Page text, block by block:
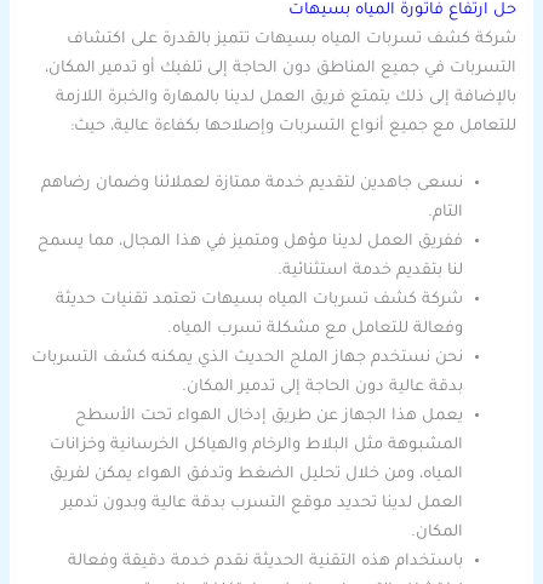
حل ارتفاع فاتورة المياه بسيهات
شركة كشف تسربات المياه بسيهات تتميز بالقدرة على اكتشاف
التسربات في جميع المناطق دون الحاجة إلى تلفيك أو تدمير المكان،
بالإضافة إلى ذلك يتمتع فريق العمل لدينا بالمهارة والخبرة اللازمة
للتعامل مع جميع أنواع التسربات وإصلاحها بكفاءة عالية، حيث:
نسعى جاهدين لتقديم خدمة ممتازة لعملائنا وضمان رضاهم
التام.
ففريق العمل لدينا مؤهل ومتميز في هذا المجال، مما يسمح
لنا بتقديم خدمة استثنائية.
شركة كشف تسربات المياه بسيهات تعتمد تقنيات حديثة
وفعالة للتعامل مع مشكلة تسرب المياه.
نحن نستخدم جهاز الملج الحديث الذي يمكنه كشف التسربات
بدقة عالية دون الحاجة إلى تدمير المكان.
يعمل هذا الجهاز عن طريق إدخال الهواء تحت الأسطح
المشبوهة مثل البلاط والرخام والهياكل الخرسانية وخزانات
المياه، ومن خلال تحليل الضغط وتدفق الهواء يمكن لفريق
العمل لدينا تحديد موقع التسرب بدقة عالية وبدون تدمير
المكان.
باستخدام هذه التقنية الحديثة نقدم خدمة دقيقة وفعالة